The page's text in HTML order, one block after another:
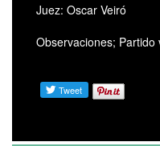
Juez: Oscar Veiró
Observaciones;